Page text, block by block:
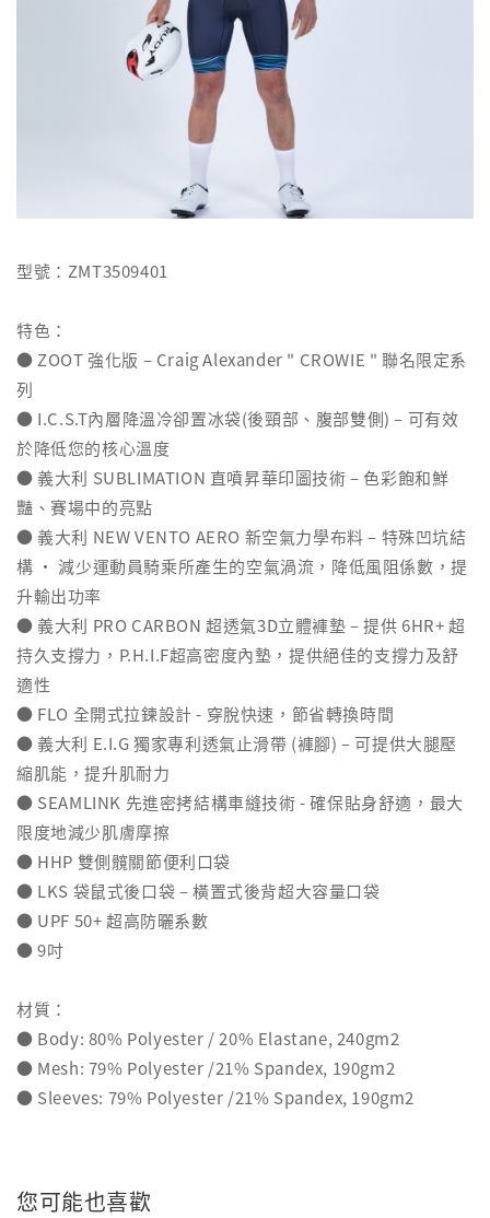
型號：ZMT3509401
特色：
● ZOOT 強化版 – Craig Alexander " CROWIE " 聯名限定系
列
● I.C.S.T內層降溫冷卻置冰袋(後頸部、腹部雙側) – 可有效
於降低您的核心溫度
● 義大利 SUBLIMATION 直噴昇華印圖技術 – 色彩飽和鮮
豔、賽場中的亮點
● 義大利 NEW VENTO AERO 新空氣力學布料 – 特殊凹坑結
構 ‧ 減少運動員騎乘所產生的空氣渦流，降低風阻係數，提
升輸出功率
● 義大利 PRO CARBON 超透氣3D立體褲墊 – 提供 6HR+ 超
持久支撐力，P.H.I.F超高密度內墊，提供絕佳的支撐力及舒
適性
● FLO 全開式拉鍊設計 - 穿脫快速，節省轉換時間
● 義大利 E.I.G 獨家專利透氣止滑帶 (褲腳) – 可提供大腿壓
縮肌能，提升肌耐力
● SEAMLINK 先進密拷結構車縫技術 - 確保貼身舒適，最大
限度地減少肌膚摩擦
● HHP 雙側髖關節便利口袋
● LKS 袋鼠式後口袋 – 橫置式後背超大容量口袋
● UPF 50+ 超高防曬系數
● 9吋
材質：
● Body: 80% Polyester / 20% Elastane, 240gm2
● Mesh: 79% Polyester /21% Spandex, 190gm2
● Sleeves: 79% Polyester /21% Spandex, 190gm2
您可能也喜歡